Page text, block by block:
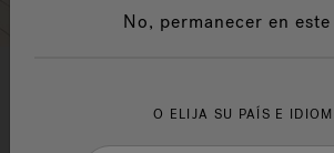
Jacuzzi®
No, permanecer en
O ELIJA SU PAÍS E